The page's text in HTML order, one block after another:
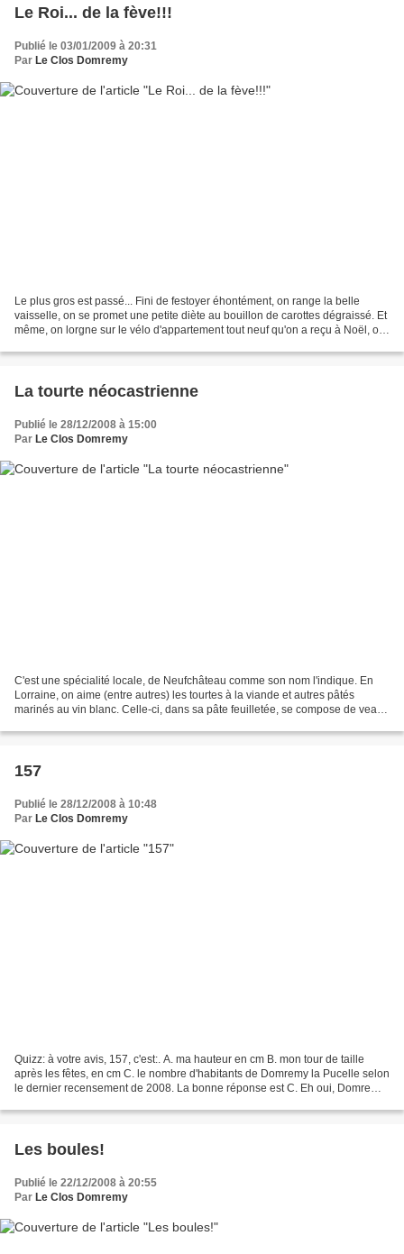
Le Roi... de la fève!!!
Publié le 03/01/2009 à 20:31
Par Le Clos Domremy
Le plus gros est passé... Fini de festoyer éhontément, on range la belle
vaisselle, on se promet une petite diète au bouillon de carottes dégraissé. Et
même, on lorgne sur le vélo d'appartement tout neuf qu'on a reçu à Noël, on
La tourte néocastrienne
Publié le 28/12/2008 à 15:00
Par Le Clos Domremy
C'est une spécialité locale, de Neufchâteau comme son nom l'indique. En
Lorraine, on aime (entre autres) les tourtes à la viande et autres pâtés
marinés au vin blanc. Celle-ci, dans sa pâte feuilletée, se compose de veau
157
Publié le 28/12/2008 à 10:48
Par Le Clos Domremy
Quizz: à votre avis, 157, c'est:. A. ma hauteur en cm B. mon tour de taille
après les fêtes, en cm C. le nombre d'habitants de Domremy la Pucelle selon
le dernier recensement de 2008. La bonne réponse est C. Eh oui, Domremy
Les boules!
Publié le 22/12/2008 à 20:55
Par Le Clos Domremy